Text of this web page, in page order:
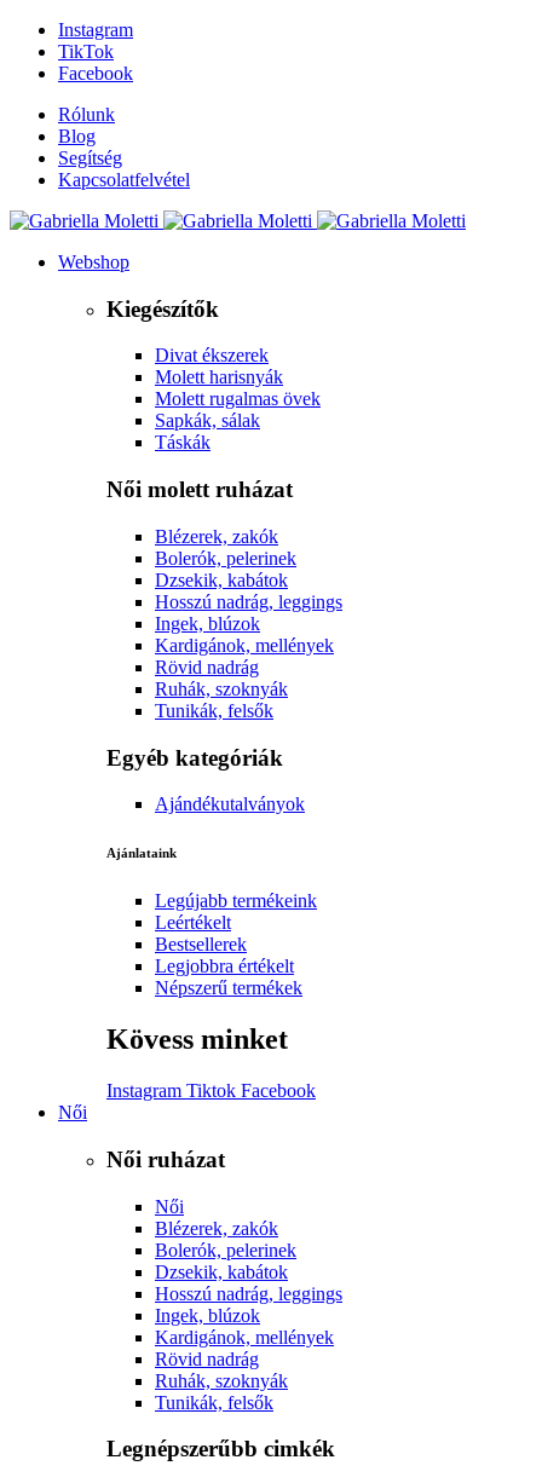
Instagram
TikTok
Facebook
Rólunk
Blog
Segítség
Kapcsolatfelvétel
Webshop
Kiegészítők
Divat ékszerek
Molett harisnyák
Molett rugalmas övek
Sapkák, sálak
Táskák
Női molett ruházat
Blézerek, zakók
Bolerók, pelerinek
Dzsekik, kabátok
Hosszú nadrág, leggings
Ingek, blúzok
Kardigánok, mellények
Rövid nadrág
Ruhák, szoknyák
Tunikák, felsők
Egyéb kategóriák
Ajándékutalványok
Ajánlataink
Legújabb termékeink
Leértékelt
Bestsellerek
Legjobbra értékelt
Népszerű termékek
Kövess minket
Instagram Tiktok Facebook
Női
Női ruházat
Női
Blézerek, zakók
Bolerók, pelerinek
Dzsekik, kabátok
Hosszú nadrág, leggings
Ingek, blúzok
Kardigánok, mellények
Rövid nadrág
Ruhák, szoknyák
Tunikák, felsők
Legnépszerűbb cimkék